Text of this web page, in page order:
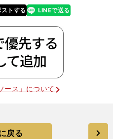
トする
line LINEで送る
ース」について
戻る